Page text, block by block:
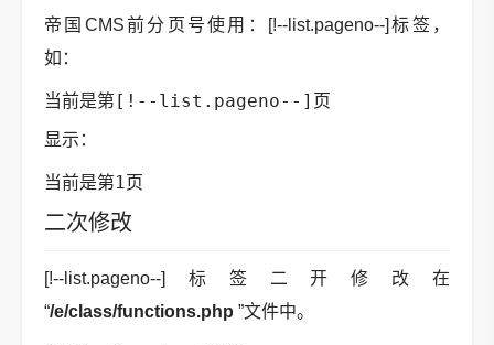
帝国CMS前分页号使用：[!--list.pageno--]标签，
如：
当前是第[!--list.pageno--]页
显示：
当前是第1页
二次修改
[!--list.pageno--]标签二开修改在
“/e/class/functions.php ”文件中。